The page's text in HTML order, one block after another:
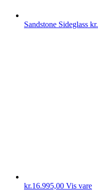
Sandstone Sideglass kr.
kr.16.995,00 Vis vare